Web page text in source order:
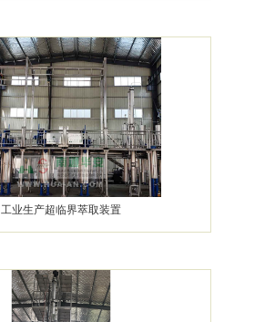
工业生产超临界萃取装置